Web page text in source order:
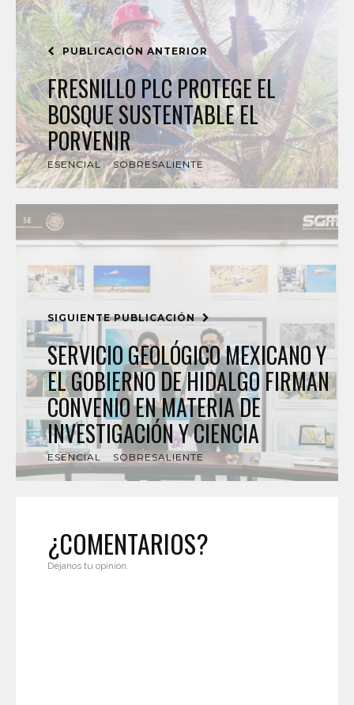
PUBLICACIÓN ANTERIOR
FRESNILLO PLC PROTEGE EL
BOSQUE SUSTENTABLE EL
PORVENIR
ESENCIAL SOBRESALIENTE
SIGUIENTE PUBLICACIÓN
SERVICIO GEOLÓGICO MEXICANO Y
EL GOBIERNO DE HIDALGO FIRMAN
CONVENIO EN MATERIA DE
INVESTIGACIÓN Y CIENCIA
ESENCIAL SOBRESALIENTE
¿COMENTARIOS?
Déjanos tu opinión.